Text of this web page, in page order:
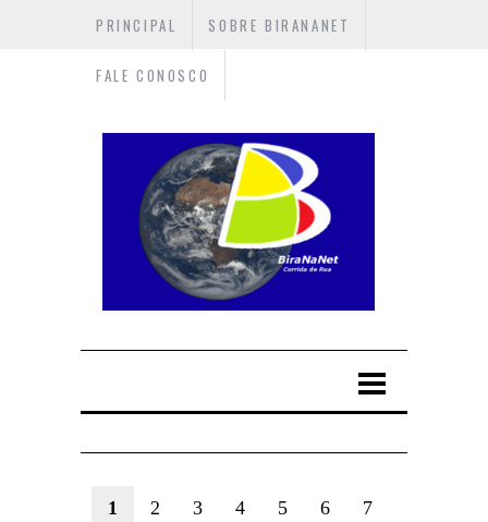
PRINCIPAL SOBRE BIRANANET
FALE CONOSCO
1 2 3 4 5 6 7